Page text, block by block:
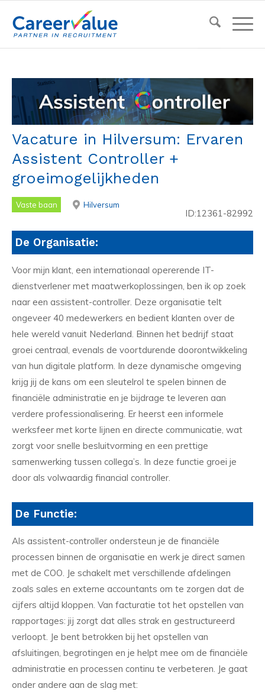
Vacature in Hilversum: Ervaren
Assistent Controller +
groeimogelijkheden
Vaste baan Hilversum
ID:12361-82992
De Organisatie:
Voor mijn klant, een internationaal opererende IT-
dienstverlener met maatwerkoplossingen, ben ik op zoek
naar een assistent-controller. Deze organisatie telt
ongeveer 40 medewerkers en bedient klanten over de
hele wereld vanuit Nederland. Binnen het bedrijf staat
groei centraal, evenals de voortdurende doorontwikkeling
van hun digitale platform. In deze dynamische omgeving
krijg jij de kans om een sleutelrol te spelen binnen de
financiële administratie en je bijdrage te leveren aan
verdere professionalisering. Er heerst een informele
werksfeer met korte lijnen en directe communicatie, wat
zorgt voor snelle besluitvorming en een prettige
samenwerking tussen collega’s. In deze functie groei je
door als volwaardig financial controller.
De Functie:
Als assistent-controller ondersteun je de financiële
processen binnen de organisatie en werk je direct samen
met de COO. Je schakelt met verschillende afdelingen
zoals sales en externe accountants om te zorgen dat de
cijfers altijd kloppen. Van facturatie tot het opstellen van
rapportages: jij zorgt dat alles strak en gestructureerd
verloopt. Je bent betrokken bij het opstellen van
afsluitingen, begrotingen en je helpt mee om de financiële
administratie en processen continu te verbeteren. Je gaat
onder andere aan de slag met: